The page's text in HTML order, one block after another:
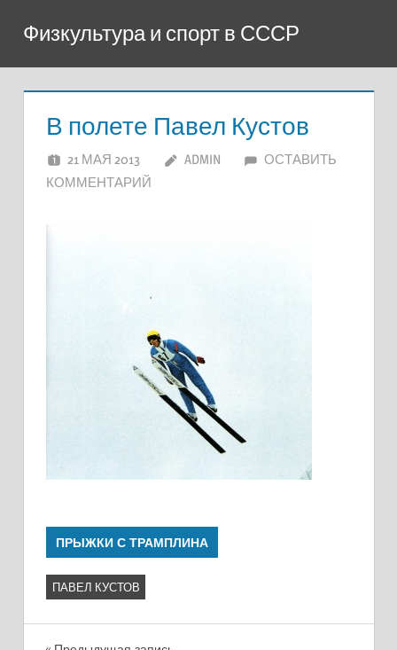
содержимому
Физкультура и спорт в СССР
В полете Павел Кустов
21 МАЯ 2013 ADMIN
ОСТАВИТЬ
КОММЕНТАРИЙ
ПРЫЖКИ С ТРАМПЛИНА
ПАВЕЛ КУСТОВ